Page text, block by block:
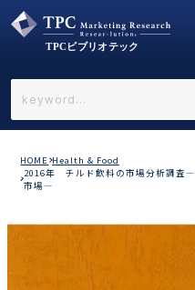
←戻る
業界で選ぶ
HOME Health & Food
2016年 チルド飲料の市場分析調査
市場―